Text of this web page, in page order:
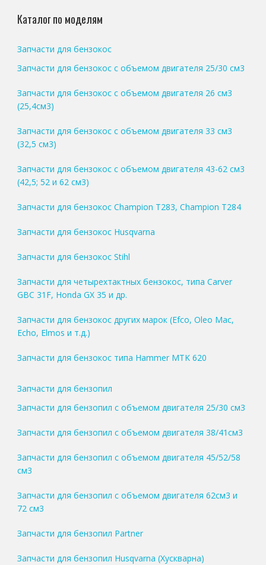
Каталог по моделям
Запчасти для бензокос
Запчасти для бензокос с объемом двигателя 25/30 см3
Запчасти для бензокос с объемом двигателя 26 см3
(25,4см3)
Запчасти для бензокос с объемом двигателя 33 см3
(32,5 см3)
Запчасти для бензокос с объемом двигателя 43-62 см3
(42,5; 52 и 62 см3)
Запчасти для бензокос Champion T283, Champion T284
Запчасти для бензокос Husqvarna
Запчасти для бензокос Stihl
Запчасти для четырехтактных бензокос, типа Carver
GBC 31F, Honda GX 35 и др.
Запчасти для бензокос других марок (Efco, Oleo Mac,
Echo, Elmos и т.д.)
Запчасти для бензокос типа Hammer MTK 620
Запчасти для бензопил
Запчасти для бензопил с объемом двигателя 25/30 см3
Запчасти для бензопил с объемом двигателя 38/41см3
Запчасти для бензопил с объемом двигателя 45/52/58
см3
Запчасти для бензопил с объемом двигателя 62см3 и
72 см3
Запчасти для бензопил Partner
Запчасти для бензопил Husqvarna (Хускварна)